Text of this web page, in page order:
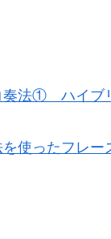
奏法① ハイブ
使ったフレー